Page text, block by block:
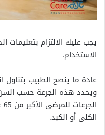
يجب عليك الالتزام
الاستخدام.
ويحدد هذه الجرعة حسب السن
الكلى أو الكبد.